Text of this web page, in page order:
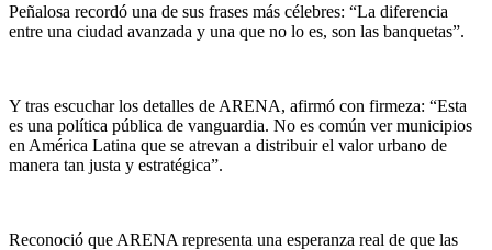
Peñalosa recordó una de sus frases más célebres: “La diferencia
entre una ciudad avanzada y una que no lo es, son las banquetas”.
Y tras escuchar los detalles de ARENA, afirmó con firmeza: “Esta
es una política pública de vanguardia. No es común ver municipios
en América Latina que se atrevan a distribuir el valor urbano de
manera tan justa y estratégica”.
Reconoció que ARENA representa una esperanza real de que las